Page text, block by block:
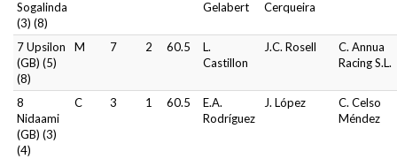
Sogalinda
(3) (8)
Gelabert
Cerqueira
7 Upsilon
(GB) (5)
(8)
M 7 2 60.5
L.
Castillon
J.C. Rosell
C. Annua
Racing S.L.
8
Nidaami
(GB) (3)
(4)
C 3 1 60.5
E.A.
Rodríguez
J. López
C. Celso
Méndez